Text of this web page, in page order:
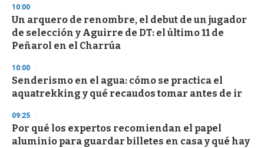
10:00
Un arquero de renombre, el debut de un jugador
de selección y Aguirre de DT: el último 11 de
Peñarol en el Charrúa
10:00
Senderismo en el agua: cómo se practica el
aquatrekking y qué recaudos tomar antes de ir
09:25
Por qué los expertos recomiendan el papel
aluminio para guardar billetes en casa y qué hay